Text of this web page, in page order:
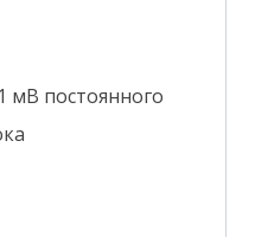
мВ постоянного